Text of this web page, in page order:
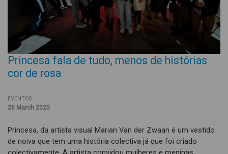
Princesa fala de tudo, menos de histórias
cor de rosa
EVENTOS
26 March 2025
Princesa, da artista visual Marian Van der Zwaan é um vestido
de noiva que tem uma história colectiva já que foi criado